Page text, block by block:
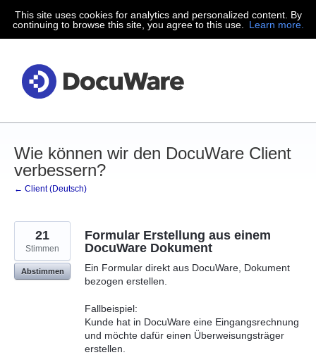
Zum
Inhalt
This site uses cookies for analytics and personalized content. By
continuing to browse this site, you agree to this use.
Learn more.
Wie können wir den DocuWare Client
verbessern?
← Client (Deutsch)
Formular Erstellung aus einem
DocuWare Dokument
Ein Formular direkt aus DocuWare, Dokument
bezogen erstellen.
Fallbeispiel:
Kunde hat in DocuWare eine Eingangsrechnung
und möchte dafür einen Überweisungsträger
erstellen.
21
Stimmen
Abstimmen